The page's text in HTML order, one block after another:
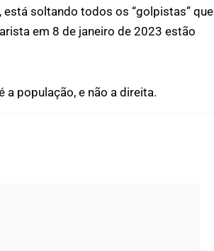
está soltando todos os “golpistas” que
em 8 de janeiro de 2023 estão
população, e não a direita.